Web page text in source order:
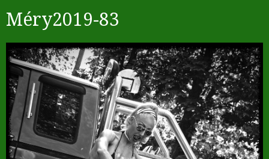
Méry2019-83